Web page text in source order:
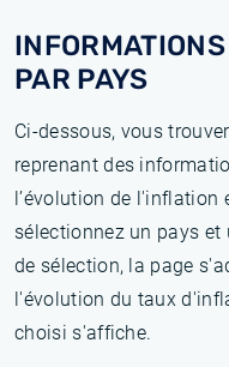
PAR PAYS
Ci-dessous, vous
reprenant des
l’évolution de l'inflation
sélectionnez un pays
de sélection, la page
l'évolution du taux
choisi s'affiche.